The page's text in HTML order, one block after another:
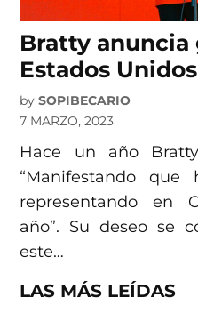
Bratty anuncia
Estados Unidos
by SOPIBECARIO
7 MARZO, 2023
Hace un año
“Manifestando que
representando en
año”. Su deseo se
este…
LAS MÁS LEÍDAS